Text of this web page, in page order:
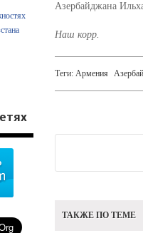
Азербайджана
Наш корр.
Теги: Армения
ТАКЖЕ ПО ТЕМЕ